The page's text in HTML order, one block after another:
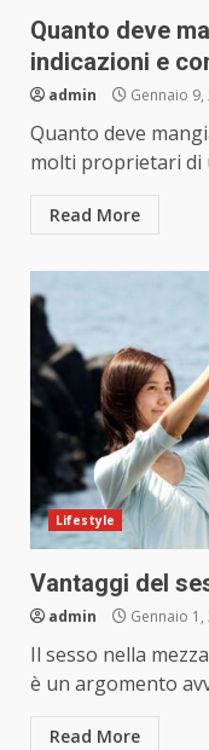
Quanto deve
indicazioni e
admin Gennaio 9,
Quanto deve
molti proprietari di
Read More
Lifestyle
Vantaggi del
admin Gennaio 1,
Il sesso nella
è un argomento
Read More